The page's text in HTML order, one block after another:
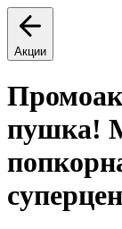
Акции
пушка!